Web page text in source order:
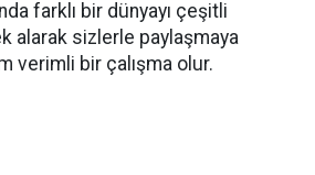
farklı bir dünyayı çeşitli
alarak sizlerle paylaşmaya
verimli bir çalışma olur.